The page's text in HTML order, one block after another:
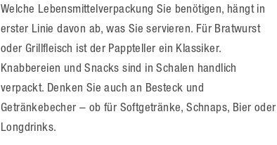
Welche Lebensmittelverpackung Sie benötigen, hängt in
erster Linie davon ab, was Sie servieren. Für Bratwurst
oder Grillfleisch ist der Pappteller ein Klassiker.
Knabbereien und Snacks sind in Schalen handlich
verpackt. Denken Sie auch an Besteck und
Getränkebecher – ob für Softgetränke, Schnaps, Bier oder
Longdrinks.